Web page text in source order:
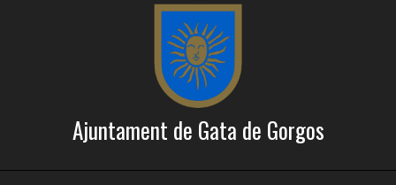
Ajuntament de Gata de Gorgos